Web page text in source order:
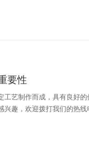
要性
艺制作而成，具有良好
趣，欢迎拨打我们的热线